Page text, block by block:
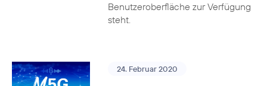
Benutzeroberfläche zur Verfügung
steht.
24. Februar 2020